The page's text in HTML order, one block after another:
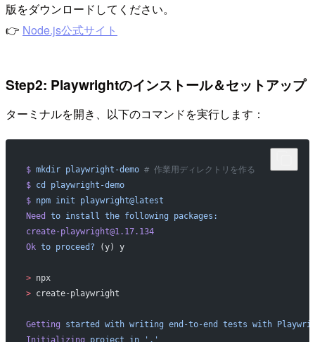
版をダウンロードしてください。
👉 Node.js公式サイト
Step2: Playwrightのインストール＆セットアップ
ターミナルを開き、以下のコマンドを実行します：
$ mkdir playwright-demo # 作業用ディレクトリを作る
$ cd
playwright-demo
$ npm init playwright@latest
Need
to install the following packages:
create-playwright@1.17.134
Ok to proceed? (y) y
> npx
> create-playwright
Getting started with writing end-to-end tests with
Initializing project in '.'